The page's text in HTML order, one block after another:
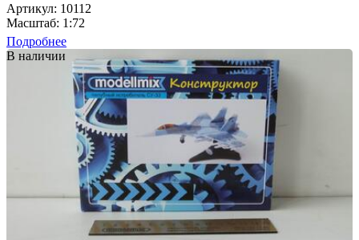
Артикул: 10112
Масштаб: 1:72
Подробнее
В наличии